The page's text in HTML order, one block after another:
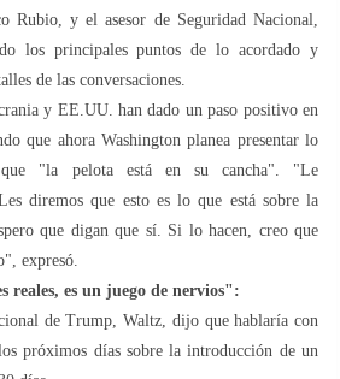
Rubio, y el asesor de Seguridad Nacional,
los principales puntos de lo acordado y
de las conversaciones.
y EE.UU. han dado un paso positivo en
que ahora Washington planea presentar lo
"la pelota está en su cancha". "Le
diremos que esto es lo que está sobre la
que digan que sí. Si lo hacen, creo que
expresó.
reales, es un juego de nervios":
de Trump, Waltz, dijo que hablaría con
próximos días sobre la introducción de un